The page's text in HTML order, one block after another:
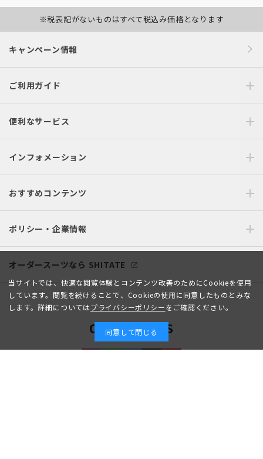
※税表記がないものはすべて税込み価格となります
キャンペーン情報
ご利用ガイド
便利なサービス
インフォメーション
おすすめコンテンツ
ポリシー・企業情報
オーダースーツなら SHITATE
OFFICIAL SNS
当サイトでは、快適な閲覧体験とコンテンツ改善のためにCookieを使用
しています。閲覧を続けることで、Cookieの使用に同意したものとみな
します。詳細についてはプライバシーポリシーをご確認ください。
同意して閉じる